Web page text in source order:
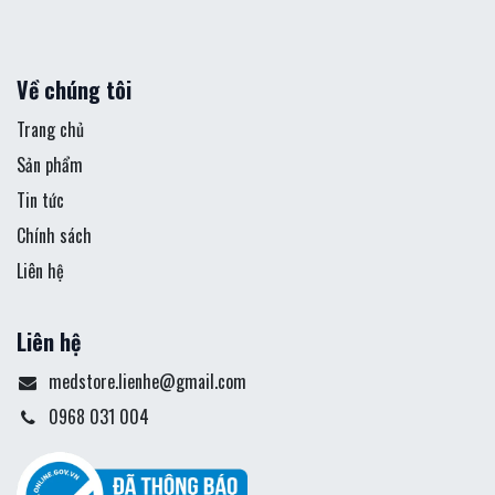
Về chúng tôi
Trang chủ
Sản phẩm
Tin tức
Chính sách
Liên hệ
Liên hệ
medstore.lienhe@gmail.com
0968 031 004